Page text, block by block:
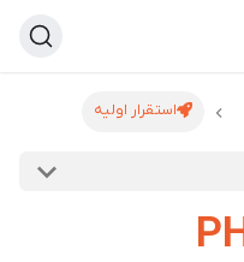
استقرار اولیه